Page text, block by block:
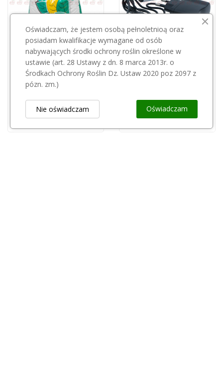
Przepraszamy, ten produkt
jest niedostępny.
85,00 zł
Przepraszamy, ten produkt
jest niedostępny.
80,00 zł
Oświadczam, że jestem osobą pełnoletnioą oraz
posiadam kwalifikacje wymagane od osób
nabywających środki ochrony roślin określone w
ustawie (art. 28 Ustawy z dn. 8 marca 2013r. o
Środkach Ochrony Roślin Dz. Ustaw 2020 poz 2097 z
pózn. zm.)
Oświadczam
Nie oświadczam